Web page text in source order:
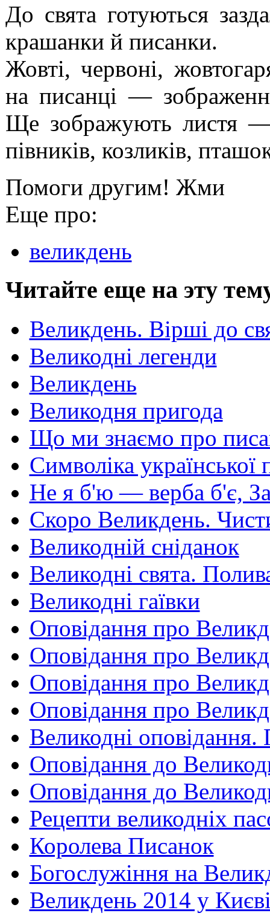
До свята готуються
крашанки й писанки.
Жовті, червоні,
на писанці —
Ще зображують листя
півників, козликів,
Помоги другим! Жми
Еще про:
великдень
Читайте еще на эту
Великдень. Вірші до
Великодні легенди
Великдень
Великодня пригода
Що ми знаємо про
Символіка української
Не я б'ю — верба б'є,
Скоро Великдень.
Великодній сніданок
Великодні свята.
Великодні гаївки
Оповідання про
Оповідання про
Оповідання про
Оповідання про
Великодні оповідання.
Оповідання до
Оповідання до
Рецепти великодніх
Королева Писанок
Богослужіння на
Великдень 2014 у